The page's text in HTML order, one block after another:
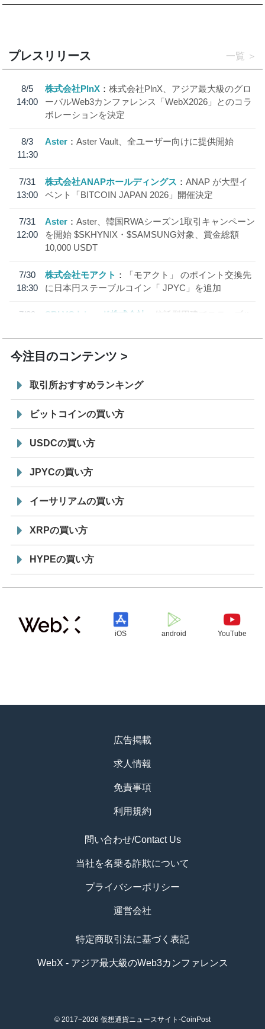
プレスリリース 一覧
8/5
14:00
株式会社PlnX
株式会社PlnX、アジア最大級のグロ
ーバルWeb3カンファレンス「WebX2026」とのコラ
ボレーションを決定
8/3
11:30
Aster Aster Vault、全ユーザー向けに提供開始
7/31
13:00
株式会社ANAPホールディングス
ANAP が大型イ
ベント「BITCOIN JAPAN 2026」開催決定
7/31
12:00
Aster
Aster、韓国RWAシーズン1取引キャンペーン
を開始 $SKHYNIX・$SAMSUNG対象、賞金総額
10,000 USDT
7/30
18:30
株式会社モアクト
「モアクト」 のポイント交換先
に日本円ステーブルコイン「 JPYC」を追加
7/29
SBI VCトレード株式会社
信託型円建てステーブル
今注目のコンテンツ
取引所おすすめランキング
ビットコインの買い方
USDCの買い方
JPYCの買い方
イーサリアムの買い方
XRPの買い方
HYPEの買い方
iOS android YouTube
広告掲載
求人情報
免責事項
利用規約
問い合わせ/Contact Us
当社を名乗る詐欺について
プライバシーポリシー
運営会社
特定商取引法に基づく表記
WebX - アジア最大級のWeb3カンファレンス
© 2017−2026 仮想通貨ニュースサイト-CoinPost